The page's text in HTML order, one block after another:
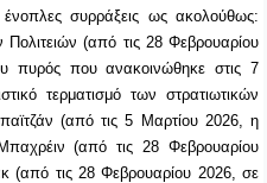
συρράξεις ως ακολούθως:
(από τις 28 Φεβρουαρίου
πυρός που ανακοινώθηκε στις 7
τερματισμό των στρατιωτικών
(από τις 5 Μαρτίου 2026, η
(από τις 28 Φεβρουαρίου
(από τις 28 Φεβρουαρίου 2026, σε